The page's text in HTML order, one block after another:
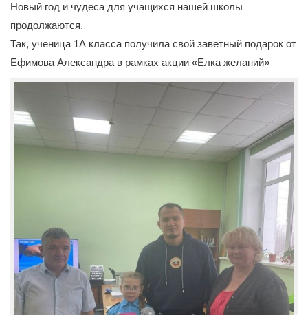
Новый год и чудеса для учащихся нашей школы
продолжаются.
Так, ученица 1А класса получила свой заветный подарок от
Ефимова Александра в рамках акции «Елка желаний»